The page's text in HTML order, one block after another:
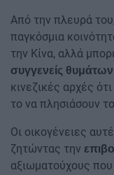
Από την πλευρά
παγκόσμια
την Κίνα, αλλά
συγγενείς θυμάτων
κινεζικές αρχές
το να πλησιάσουν
Οι οικογένειες
ζητώντας την
αξιωματούχους